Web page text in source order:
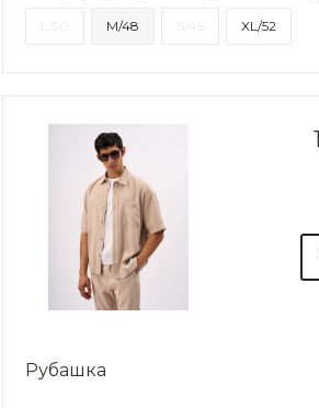
M/48 XL/52
Рубашка